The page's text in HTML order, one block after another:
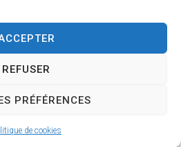
REFUSER
PRÉFÉRENCES
de cookies
par Utopia